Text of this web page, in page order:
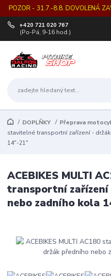
POZOR - 31.7.-8.8. DOVOLENÁ
+420 721 020 767
(Po-Pá, 9-16 hod.)
DOPLŇKY Přeprava
stavitelné transportní zařízení -
14"-21"
ACEBIKES MULTI
transportní zařízení
nebo zadního kola